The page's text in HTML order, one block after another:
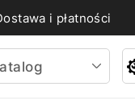
i płatności